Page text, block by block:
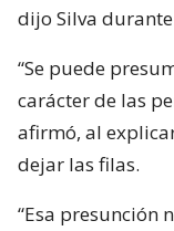
dijo Silva
“Se puede
carácter de las
afirmó, al
dejar las filas.
“Esa presunción